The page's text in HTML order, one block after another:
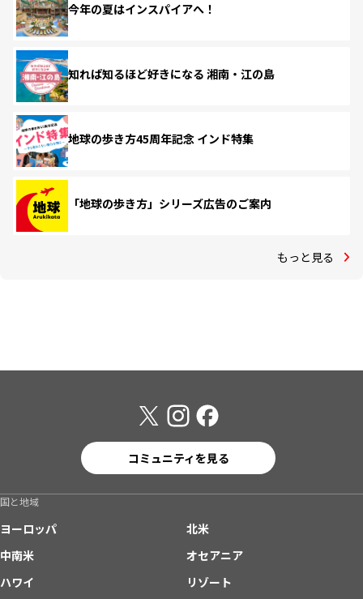
今年の夏はインスパイアへ！
知れば知るほど好きになる 湘南・江の島
地球の歩き方45周年記念 インド特集
「地球の歩き方」シリーズ広告のご案内
もっと見る
コミュニティを見る
国と地域
ヨーロッパ
北米
中南米
オセアニア
ハワイ
リゾート